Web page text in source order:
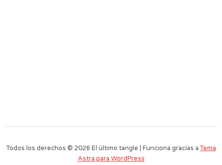
Todos los derechos © 2026 El último tangle | Funciona gracias aTema
Astra para WordPress